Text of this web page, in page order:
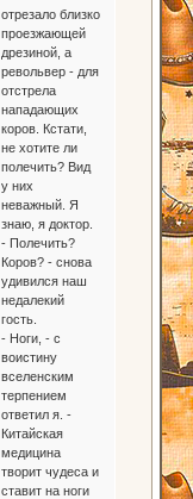
отрезало близко
проезжающей
дрезиной, а
револьвер - для
отстрела
нападающих
коров. Кстати,
не хотите ли
полечить? Вид
у них
неважный. Я
знаю, я доктор.
- Полечить?
Коров? - снова
удивился наш
недалекий
гость.
- Ноги, - с
воистину
вселенским
терпением
ответил я. -
Китайская
медицина
творит чудеса и
ставит на ноги